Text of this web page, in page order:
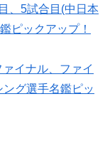
、5試合目(中日本
ピックアップ！
イナル、ファイ
グ選手名鑑ピッ